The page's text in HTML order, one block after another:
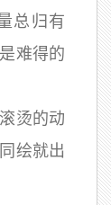
总归有
难得的
烫的动
绘就出